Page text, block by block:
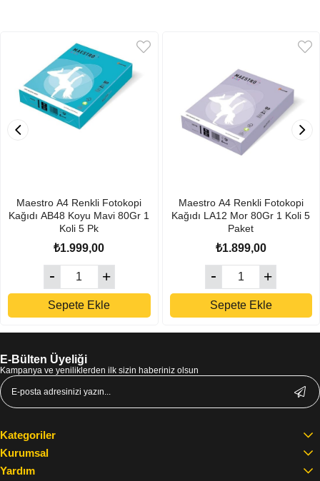
Maestro A4 Renkli Fotokopi
Kağıdı AB48 Koyu Mavi 80Gr 1
Koli 5 Pk
₺1.999,00
Sepete Ekle
Maestro A4 Renkli Fotokopi
Kağıdı LA12 Mor 80Gr 1 Koli 5
Paket
₺1.899,00
Sepete Ekle
E-Bülten Üyeliği
Kampanya ve yeniliklerden ilk sizin haberiniz olsun
Kategoriler
Kurumsal
Yardım